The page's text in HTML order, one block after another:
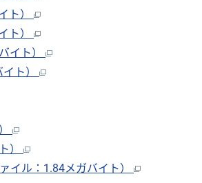
ト）
ト）
イト）
ト）
）
イル：1.84メガバイト）